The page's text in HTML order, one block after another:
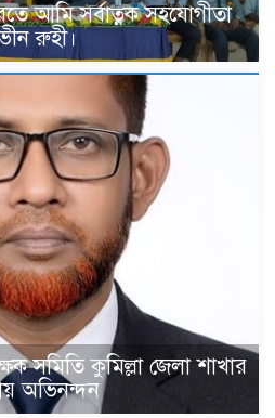
আমি সর্বাত্নক সহযোগীতা
রুহী।
সমিতি কুমিল্লা জেলা শাখার
অভিনন্দন